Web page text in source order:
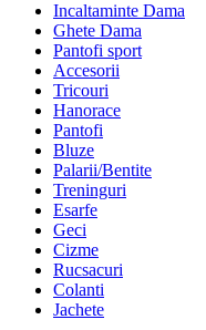
Incaltaminte Dama
Ghete Dama
Pantofi sport
Accesorii
Tricouri
Hanorace
Pantofi
Bluze
Palarii/Bentite
Treninguri
Esarfe
Geci
Cizme
Rucsacuri
Colanti
Jachete